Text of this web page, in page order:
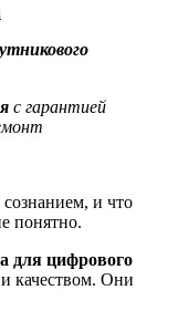
с гарантией
и что
понятно.
для цифрового
и качеством. Они